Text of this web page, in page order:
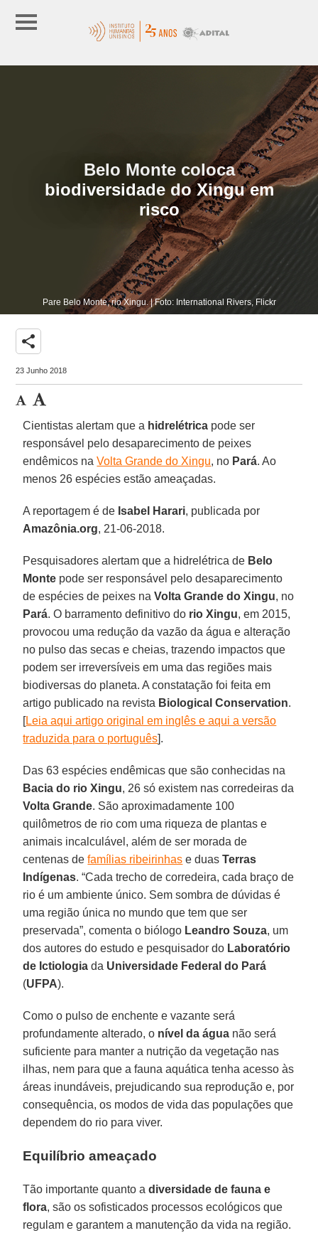
Belo Monte coloca
biodiversidade do Xingu em
risco
Pare Belo Monte, rio Xingu. | Foto: International Rivers, Flickr
share
23 Junho 2018
Cientistas alertam que a hidrelétrica pode ser
responsável pelo desaparecimento de peixes
endêmicos naVolta Grande do Xingu, no Pará. Ao
menos 26 espécies estão ameaçadas.
A reportagem é de Isabel Harari, publicada por
Amazônia.org, 21-06-2018.
Pesquisadores alertam que a hidrelétrica de Belo
Monte pode ser responsável pelo desaparecimento
de espécies de peixes naVolta Grande do Xingu, no
Pará. O barramento definitivo do rio Xingu, em 2015,
provocou uma redução da vazão da água e alteração
no pulso das secas e cheias, trazendo impactos que
podem ser irreversíveis em uma das regiões mais
biodiversas do planeta. A constatação foi feita em
artigo publicado na revista Biological Conservation.
[Leia aqui artigo original em inglês e aqui a versão
traduzida para o português].
Das 63 espécies endêmicas que são conhecidas na
Bacia do rio Xingu, 26 só existem nas corredeiras da
Volta Grande. São aproximadamente 100
quilômetros de rio com uma riqueza de plantas e
animais incalculável, além de ser morada de
centenas defamílias ribeirinhas e duasTerras
Indígenas. “Cada trecho de corredeira, cada braço de
rio é um ambiente único. Sem sombra de dúvidas é
uma região única no mundo que tem que ser
preservada”, comenta o biólogo Leandro Souza, um
dos autores do estudo e pesquisador do Laboratório
de Ictiologia da Universidade Federal do Pará
(UFPA).
Como o pulso de enchente e vazante será
profundamente alterado, o nível da água não será
suficiente para manter a nutrição da vegetação nas
ilhas, nem para que a fauna aquática tenha acesso às
áreas inundáveis, prejudicando sua reprodução e, por
consequência, os modos de vida das populações que
dependem do rio para viver.
Equilíbrio ameaçado
Tão importante quanto adiversidade de fauna e
flora, são os sofisticados processos ecológicos que
regulam e garantem a manutenção da vida na região.